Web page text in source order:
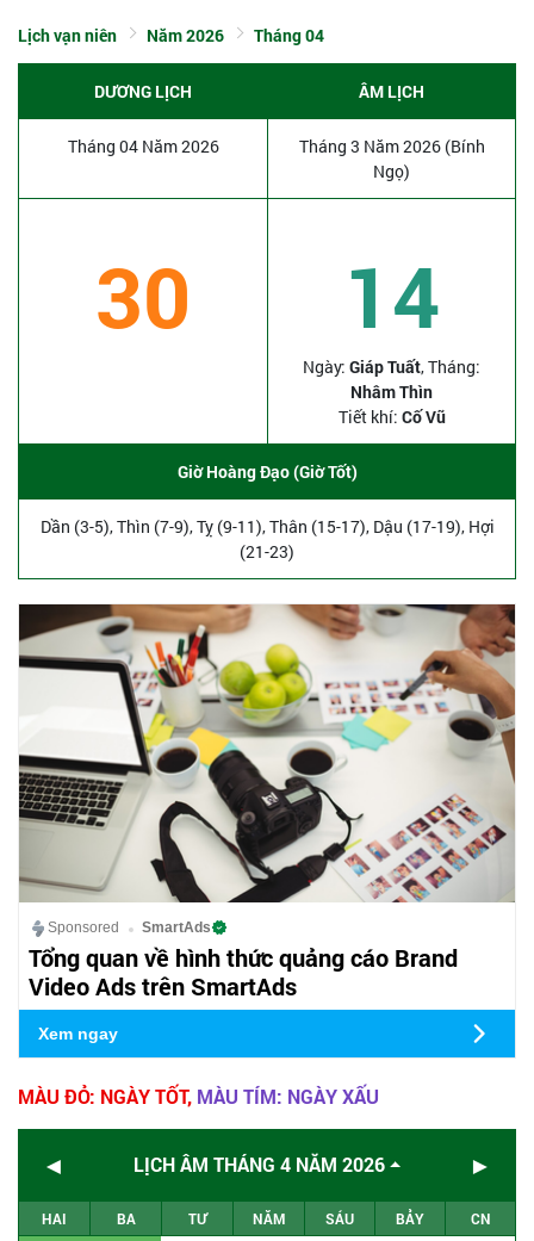
Lịch vạn niên Năm 2026 Tháng 04
DƯƠNG LỊCH ÂM LỊCH
Tháng 04 Năm 2026
Tháng 3 Năm 2026 (Bính
Ngọ)
30 14
Ngày: Giáp Tuất, Tháng:
Nhâm Thìn
Tiết khí: Cố Vũ
Giờ Hoàng Đạo (Giờ Tốt)
Dần (3-5), Thìn (7-9), Tỵ (9-11), Thân (15-17), Dậu (17-19), Hợi
(21-23)
Sponsored SmartAds
Tổng quan về hình thức quảng cáo Brand
Video Ads trên SmartAds
Xem ngay
MÀU ĐỎ: NGÀY TỐT, MÀU TÍM: NGÀY XẤU
◄ LỊCH ÂM THÁNG 4 NĂM 2026 ►
HAI BA TƯ NĂM SÁU BẢY CN